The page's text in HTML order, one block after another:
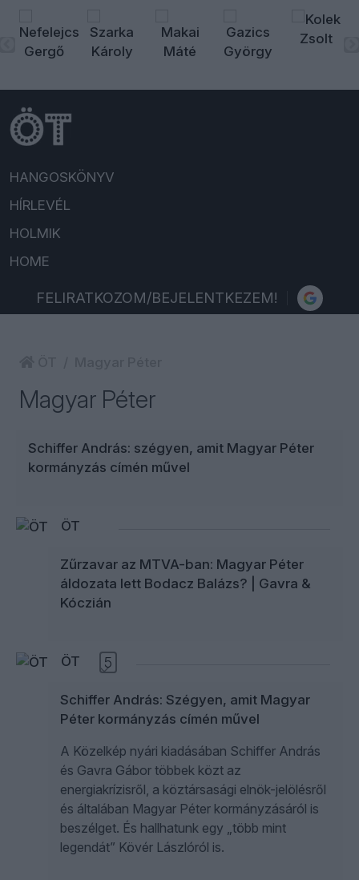
HANGOSKÖNYV
HÍRLEVÉL
HOLMIK
HOME
FELIRATKOZOM/BEJELENTKEZEM!
Magyar Péter
Schiffer András: szégyen, amit Magyar Péter
kormányzás címén művel
ÖT
Zűrzavar az MTVA-ban: Magyar Péter
áldozata lett Bodacz Balázs? | Gavra &
Kóczián
ÖT 5
Schiffer András: Szégyen, amit Magyar
Péter kormányzás címén művel
A Közelkép nyári kiadásában Schiffer András
és Gavra Gábor többek közt az
energiakrízisről, a köztársasági elnök-jelölésről
és általában Magyar Péter kormányzásáról is
beszélget. És hallhatunk egy „több mint
legendát” Kövér Lászlóról is.